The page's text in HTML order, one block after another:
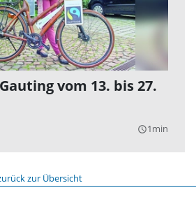
vom 13. bis 27.
query_builder1min
zur Übersicht